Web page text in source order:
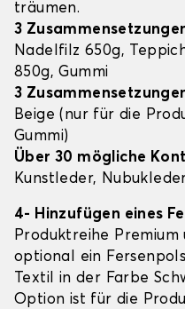
träumen.
3
Nadelfilz 650g,
850g, Gummi
3
Beige (nur für die
Gummi)
Über 30 mögliche
Kunstleder,
4- Hinzufügen eines
Produktreihe Premium
optional ein
Textil in der Farbe
Option ist für die